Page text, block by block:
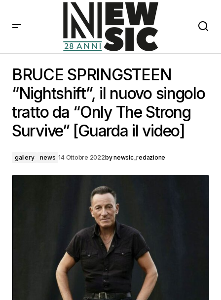
tratto da “Only The Strong Survive” [Guarda il video]
BRUCE SPRINGSTEEN
“Nightshift”, il nuovo singolo
tratto da “Only The Strong
Survive” [Guarda il video]
gallery news 14 Ottobre 2022bynewsic_redazione